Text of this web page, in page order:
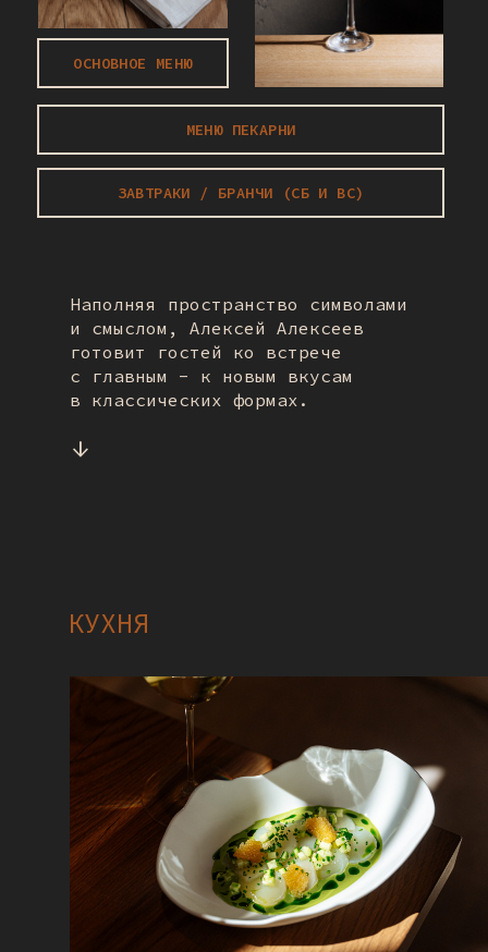
ОСНОВНОЕ МЕНЮ
ENGLISH VERSION
Наполняя пространство символами
и смыслом, Алексей Алексеев
готовит гостей ко встрече
с главным - к новым вкусам
в классических формах.
↓
МЕНЮ ПЕКАРНИ
ЗАВТРАКИ / БРАНЧИ (CБ И ВС)
КУХНЯ